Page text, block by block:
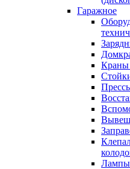
Гаражное
Краны
Лампы